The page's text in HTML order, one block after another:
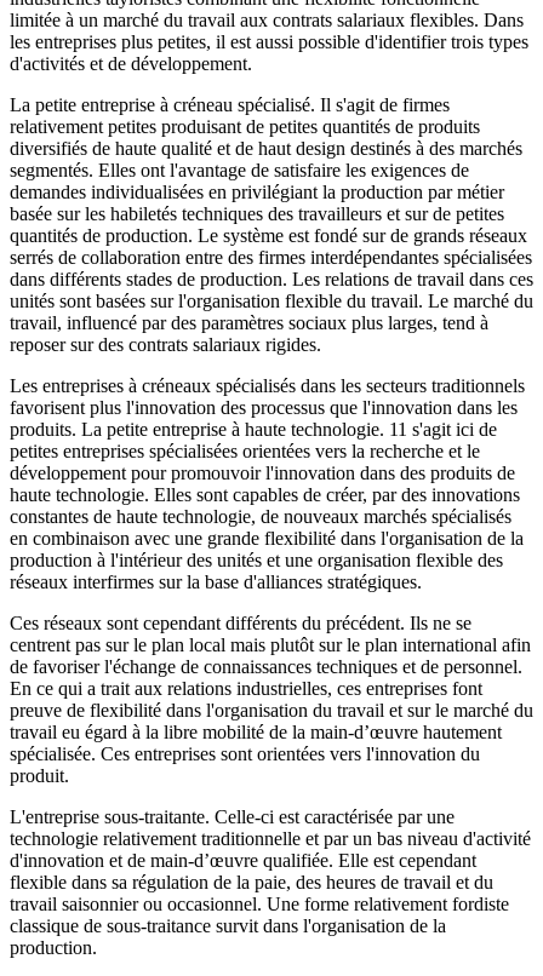
limitée à un marché du travail aux contrats salariaux flexibles. Dans
les entreprises plus petites, il est aussi possible d'identifier trois types
d'activités et de développement.
La petite entreprise à créneau spécialisé. Il s'agit de firmes
relativement petites produisant de petites quantités de produits
diversifiés de haute qualité et de haut design destinés à des marchés
segmentés. Elles ont l'avantage de satisfaire les exigences de
demandes individualisées en privilégiant la production par métier
basée sur les habiletés techniques des travailleurs et sur de petites
quantités de production. Le système est fondé sur de grands réseaux
serrés de collaboration entre des firmes interdépendantes spécialisées
dans différents stades de production. Les relations de travail dans ces
unités sont basées sur l'organisation flexible du travail. Le marché du
travail, influencé par des paramètres sociaux plus larges, tend à
reposer sur des contrats salariaux rigides.
Les entreprises à créneaux spécialisés dans les secteurs traditionnels
favorisent plus l'innovation des processus que l'innovation dans les
produits. La petite entreprise à haute technologie. 11 s'agit ici de
petites entreprises spécialisées orientées vers la recherche et le
développement pour promouvoir l'innovation dans des produits de
haute technologie. Elles sont capables de créer, par des innovations
constantes de haute technologie, de nouveaux marchés spécialisés
en combinaison avec une grande flexibilité dans l'organisation de la
production à l'intérieur des unités et une organisation flexible des
réseaux interfirmes sur la base d'alliances stratégiques.
Ces réseaux sont cependant différents du précédent. Ils ne se
centrent pas sur le plan local mais plutôt sur le plan international afin
de favoriser l'échange de connaissances techniques et de personnel.
En ce qui a trait aux relations industrielles, ces entreprises font
preuve de flexibilité dans l'organisation du travail et sur le marché du
travail eu égard à la libre mobilité de la main-d’œuvre hautement
spécialisée. Ces entreprises sont orientées vers l'innovation du
produit.
L'entreprise sous-traitante. Celle-ci est caractérisée par une
technologie relativement traditionnelle et par un bas niveau d'activité
d'innovation et de main-d’œuvre qualifiée. Elle est cependant
flexible dans sa régulation de la paie, des heures de travail et du
travail saisonnier ou occasionnel. Une forme relativement fordiste
classique de sous-traitance survit dans l'organisation de la
production.